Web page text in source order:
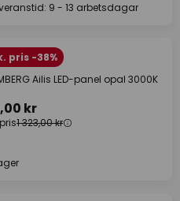
9 - 13 arbetsdagar
pris -38%
Ailis LED-panel opal 3000K
kr
1 323,00 kr